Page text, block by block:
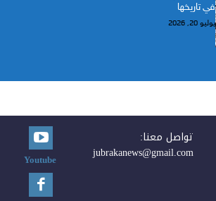
في تاريخها
يوليو 20, 2026
تواصل معنا:
jubrakanews@gmail.com
Youtube